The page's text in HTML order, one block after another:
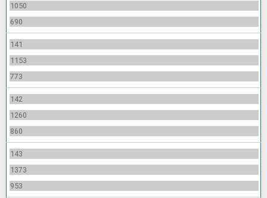
1050
690
141
1153
773
142
1260
860
143
1373
953